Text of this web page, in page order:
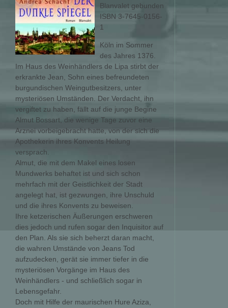
Blanvalet gebunden
ISBN 3-7645-0156-
1
Köln im Sommer
des Jahres 1376.
Im Haus des Weinhändlers de Lipa stirbt der
erkrankte Jean, Sohn eines befreundeten
burgundischen Weingutbesitzers, unter
mysteriösen Umständen. Der Verdacht, ihn
vergiftet zu haben, fällt auf die junge Begine
Almut Bossart, die wenige Tage zuvor eine
Arznei vorbeigebracht hatte, von der sich die
Apothekerin ihres Konvents Heilung
versprach.
Almut, die mit dem Makel eines losen
Mundwerks behaftet ist und sich schon
mehrfach mit der Geistlichkeit der Stadt
angelegt hat, ist gezwungen, ihre Unschuld
und die ihres Konvents zu beweisen.
Ihre ketzerischen Äußerungen erschweren
dies jedoch und rufen sogar den Inquisitor auf
den Plan. Als sie sich beherzt daran macht,
die wahren Umstände von Jeans Tod
aufzudecken, gerät sie immer tiefer in die
mysteriösen Vorgänge im Haus des
Weinhändlers - und schließlich sogar in
Lebensgefahr.
Doch mit Hilfe der maurischen Hure Aziza,